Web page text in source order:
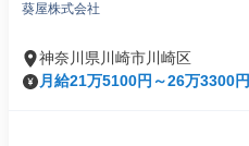
葵屋株式会社
神奈川県川崎市川崎区
月給21万5100円～26万3300円